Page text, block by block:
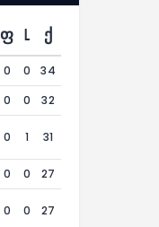
ფ L ქ
0 0
34
0 0 32
0 1 31
0 0 27
0 0 27